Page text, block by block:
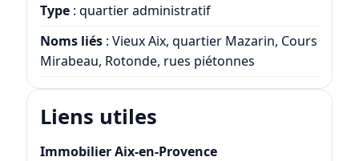
Type: quartier administratif
Noms liés: Vieux Aix, quartier Mazarin, Cours
Mirabeau, Rotonde, rues piétonnes
Liens utiles
Immobilier Aix-en-Provence